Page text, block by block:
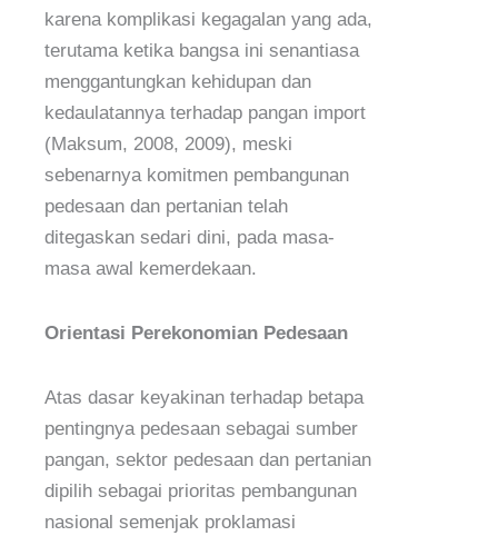
karena komplikasi kegagalan yang ada,
terutama ketika bangsa ini senantiasa
menggantungkan kehidupan dan
kedaulatannya terhadap pangan import
(Maksum, 2008, 2009), meski
sebenarnya komitmen pembangunan
pedesaan dan pertanian telah
ditegaskan sedari dini, pada masa-
masa awal kemerdekaan.
Orientasi Perekonomian Pedesaan
Atas dasar keyakinan terhadap betapa
pentingnya pedesaan sebagai sumber
pangan, sektor pedesaan dan pertanian
dipilih sebagai prioritas pembangunan
nasional semenjak proklamasi